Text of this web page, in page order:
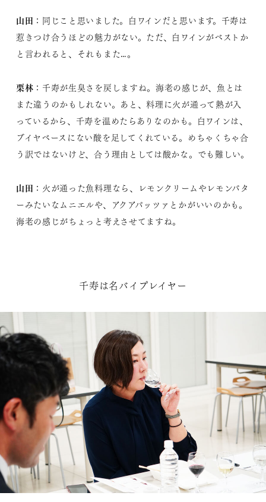
山田 ：同じこと思いました。白ワインだと思います。千寿は
惹きつけ合うほどの魅力がない。ただ、白ワインがベストか
と言われると、それもまた…。
栗林 ：千寿が生臭さを戻しますね。海老の感じが、魚とは
また違うのかもしれない。あと、料理に火が通って熱が入
っているから、千寿を温めたらありなのかも。白ワインは、
ブイヤベースにない酸を足してくれている。めちゃくちゃ合
う訳ではないけど、合う理由としては酸かな。でも難しい。
山田 ：火が通った魚料理なら、レモンクリームやレモンバタ
ーみたいなムニエルや、アクアパッツァとかがいいのかも。
海老の感じがちょっと考えさせてますね。
千寿は名バイプレイヤー